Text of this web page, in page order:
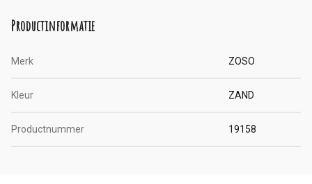
Productinformatie
Merk ZOSO
Kleur ZAND
Productnummer 19158